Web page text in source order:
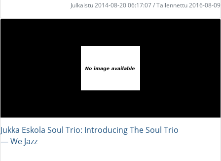
Julkaistu 2014-08-20 06:17:07 / Tallennettu 2016-08-09
Jukka Eskola Soul Trio: Introducing The Soul Trio
― We Jazz